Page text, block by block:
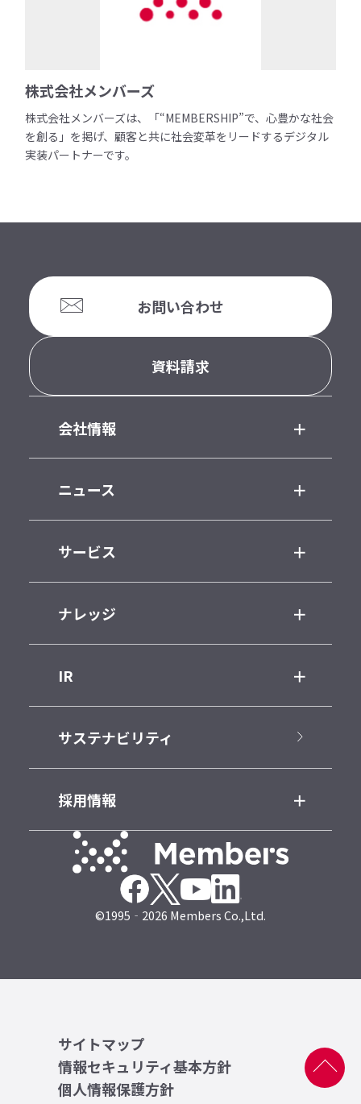
株式会社メンバーズ
株式会社メンバーズは、「“MEMBERSHIP”で、心豊かな社会
を創る」を掲げ、顧客と共に社会変革をリードするデジタル
実装パートナーです。
お問い合わせ
資料請求
会社情報
ニュース
サービス
ナレッジ
IR
サステナビリティ
採用情報
©1995‐2026 Members Co.,Ltd.
サイトマップ
情報セキュリティ基本方針
個人情報保護方針